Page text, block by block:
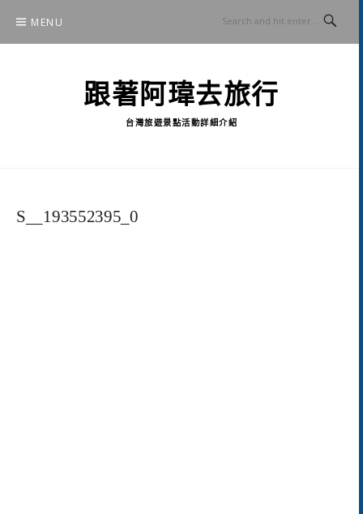
content
MENU
跟著阿瑋去旅行
台灣旅遊景點活動詳細介紹
S__193552395_0